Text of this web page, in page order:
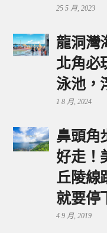
25 5 月, 2023
龍洞灣
北角必
泳池，
1 8 月, 2024
鼻頭角
好走！
丘陵線
就要停
4 9 月, 2019